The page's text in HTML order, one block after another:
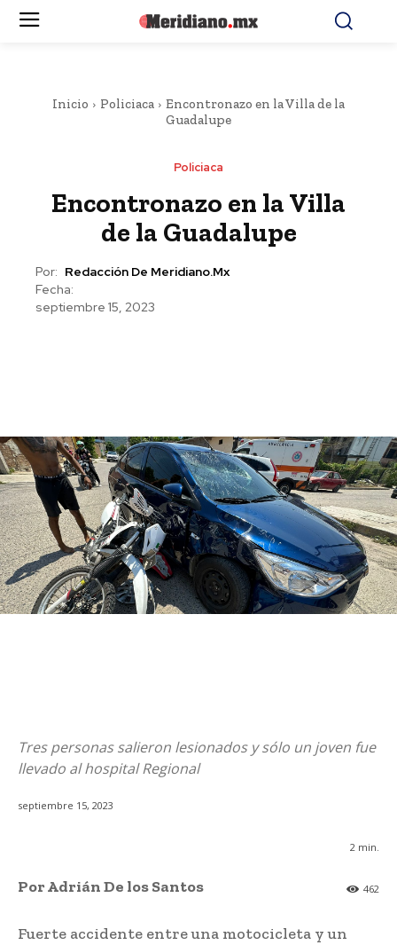
Inicio Policiaca
Encontronazo en la Villa de la
Guadalupe
Policiaca
Encontronazo en la Villa
de la Guadalupe
Por: Redacción De Meridiano.mx
Fecha:
septiembre 15, 2023
Tres personas salieron lesionados y sólo un joven fue
llevado al hospital Regional
septiembre 15, 2023
2 min.
462
Por Adrián De los Santos
Fuerte accidente entre una motocicleta y un